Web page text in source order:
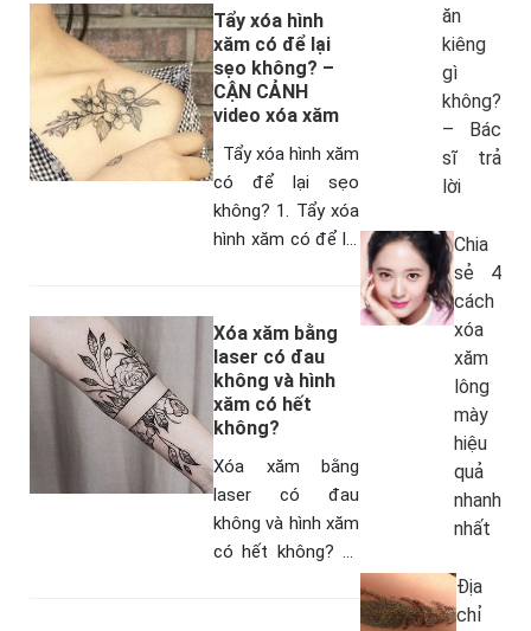
mày được hay
không?” thì cùng
tìm hiểu…
Tẩy xóa hình
xăm có để lại
sẹo không? –
CẬN CẢNH
video xóa xăm
Tẩy xóa hình xăm
có để lại sẹo
không? 1. Tẩy xóa
hình xăm có để lại
ăn bám sâu bên
trong da…
Xóa xăm bằng
laser có đau
không và hình
xăm có hết
không?
Xóa xăm bằng
laser có đau
không và hình xăm
có hết không? 1/
ăn
kiêng
gì
không?
– Bác
sĩ trả
lời
Chia
sẻ 4
cách
xóa
xăm
lông
mày
hiệu
quả
nhanh
nhất
Địa
chỉ